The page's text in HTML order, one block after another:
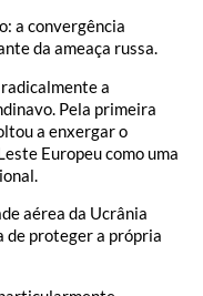
a convergência
da ameaça russa.
a
Pela primeira
a enxergar o
Europeu como uma
aérea da Ucrânia
de proteger a própria